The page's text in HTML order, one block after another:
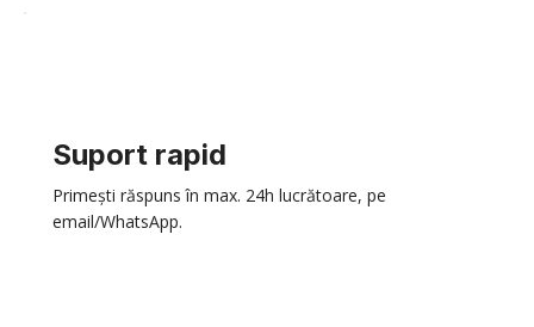
Suport rapid
Primești răspuns în max. 24h lucrătoare, pe
email/WhatsApp.